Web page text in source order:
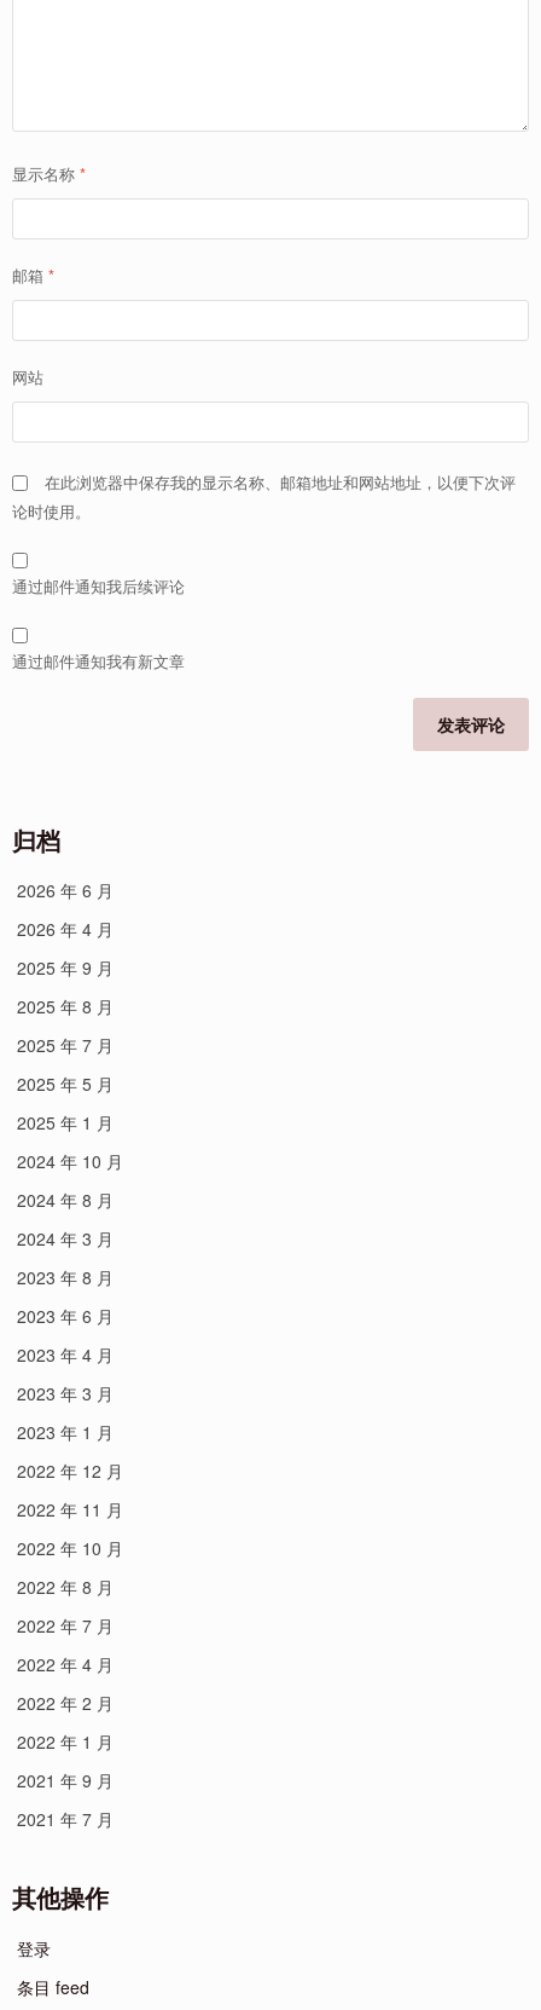
显示名称 *
邮箱 *
网站
在此浏览器中保存我的显示名称、邮箱地址和网站地址，以便下次评
论时使用。
通过邮件通知我后续评论
通过邮件通知我有新文章
归档
2026 年 6 月
2026 年 4 月
2025 年 9 月
2025 年 8 月
2025 年 7 月
2025 年 5 月
2025 年 1 月
2024 年 10 月
2024 年 8 月
2024 年 3 月
2023 年 8 月
2023 年 6 月
2023 年 4 月
2023 年 3 月
2023 年 1 月
2022 年 12 月
2022 年 11 月
2022 年 10 月
2022 年 8 月
2022 年 7 月
2022 年 4 月
2022 年 2 月
2022 年 1 月
2021 年 9 月
2021 年 7 月
其他操作
登录
条目 feed